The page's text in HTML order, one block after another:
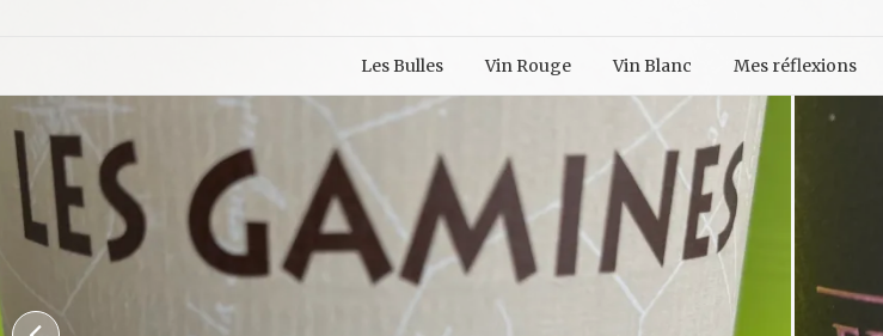
Les Bulles Vin Rouge Vin Blanc Mes réflexions